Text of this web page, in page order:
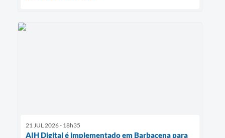
21 JUL 2026 - 18h35
AIH Digital é implementado em Barbacena para